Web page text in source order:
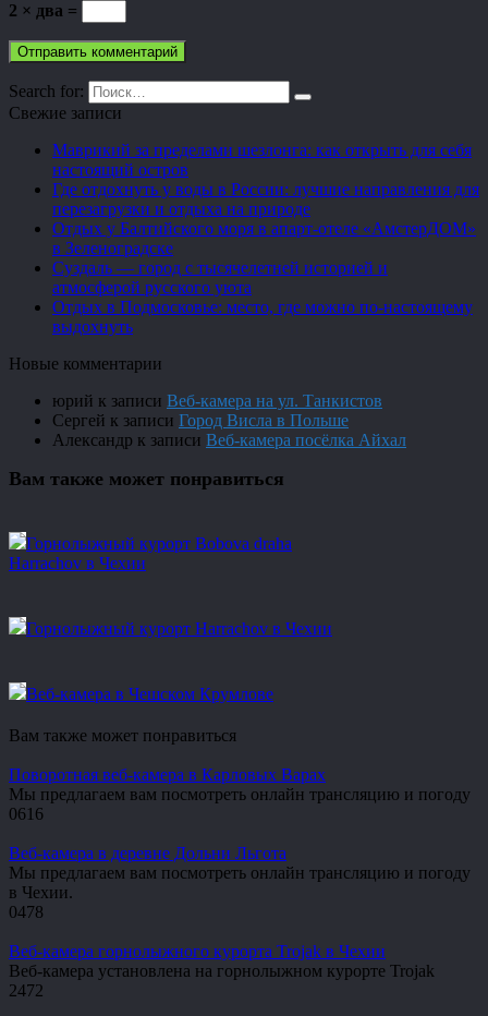
2 × два =
Search for:
Свежие записи
Маврикий за пределами шезлонга: как открыть для себя
настоящий остров
Где отдохнуть у воды в России: лучшие направления для
перезагрузки и отдыха на природе
Отдых у Балтийского моря в апарт-отеле «АмстерДОМ»
в Зеленоградске
Суздаль — город с тысячелетней историей и
атмосферой русского уюта
Отдых в Подмосковье: место, где можно по-настоящему
выдохнуть
Новые комментарии
юрий к записи Веб-камера на ул. Танкистов
Сергей к записи Город Висла в Польше
Александр к записи Веб-камера посёлка Айхал
Вам также может понравиться
Горнолыжный курорт Bobova draha
Harrachov в Чехии
Горнолыжный курорт Harrachov в Чехии
Веб-камера в Чешском Крумлове
Вам также может понравиться
Поворотная веб-камера в Карловых Варах
Мы предлагаем вам посмотреть онлайн трансляцию и погоду
0616
Веб-камера в деревне Дольни Льгота
Мы предлагаем вам посмотреть онлайн трансляцию и погоду
в Чехии.
0478
Веб-камера горнолыжного курорта Trojak в Чехии
Веб-камера установлена на горнолыжном курорте Trojak
2472